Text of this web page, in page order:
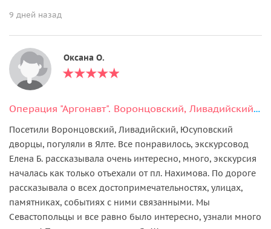
9 дней назад
Оксана О.
Операция "Аргонавт". Воронцовский, Ливадийский, Юсуповский дворцы и Ялта.
Посетили Воронцовский, Ливадийский, Юсуповский
дворцы, погуляли в Ялте. Все понравилось, экскурсовод
Елена Б. рассказывала очень интересно, много, экскурсия
началась как только отъехали от пл. Нахимова. По дороге
рассказывала о всех достопримечательностях, улицах,
памятниках, событиях с ними связанными. Мы
Севастопольцы и все равно было интересно, узнали много